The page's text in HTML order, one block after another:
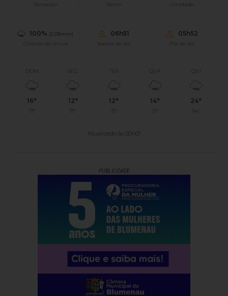
Sensação Vento Umidade
100% (2.08mm)
Chance de chuva
06h51
Nascer do sol
05h52
Pôr do sol
DOM
16°
11°
SEG
12°
11°
TER
12°
11°
QUA
14°
11°
24°
14°
Atualizado às 00h01
PUBLICIDADE